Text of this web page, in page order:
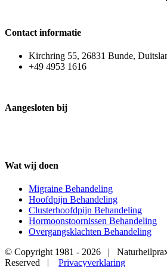
Contact informatie
Kirchring 55, 26831 Bunde,
+49 4953 1616
Aangesloten bij
Wat wij doen
Migraine Behandeling
Hoofdpijn Behandeling
Clusterhoofdpijn Behandeling
Hormoonstoornissen Behandeling
Overgangsklachten Behandeling
© Copyright 1981 - 2026 |
Reserved | Privacyverklaring